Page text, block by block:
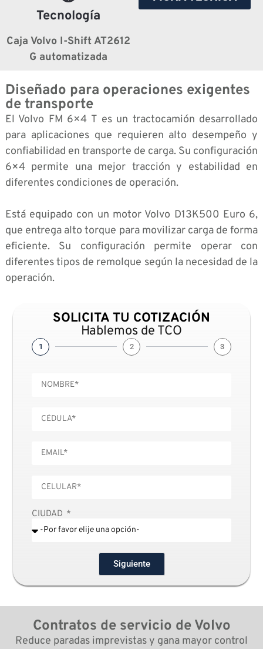
Tecnología
Caja Volvo I-Shift AT2612
G automatizada
Diseñado para operaciones exigentes
de transporte
El Volvo FM 6×4 T es un tractocamión desarrollado
para aplicaciones que requieren alto desempeño y
confiabilidad en transporte de carga. Su configuración
6×4 permite una mejor tracción y estabilidad en
diferentes condiciones de operación.
Está equipado con un motor Volvo D13K500 Euro 6,
que entrega alto torque para movilizar carga de forma
eficiente. Su configuración permite operar con
diferentes tipos de remolque según la necesidad de la
operación.
SOLICITA TU COTIZACIÓN
Hablemos de TCO
1 2 3
CIUDAD
Siguiente
Contratos de servicio de Volvo
Reduce paradas imprevistas y gana mayor control